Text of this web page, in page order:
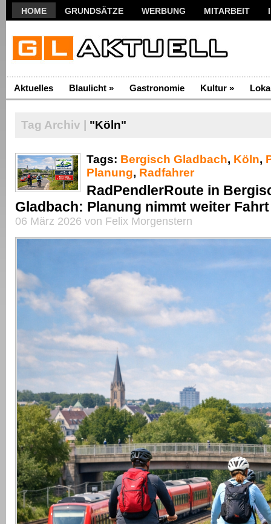
HOME GRUNDSÄTZE WERBUNG MITARBEIT
Aktuelles Blaulicht » Gastronomie Kultur »
Tag Archiv | "Köln"
Tags: Bergisch Gladbach, Köln,
Planung, Radfahrer
RadPendlerRoute in
Gladbach: Planung nimmt weiter
06 März 2026 von Felix Morgenstern